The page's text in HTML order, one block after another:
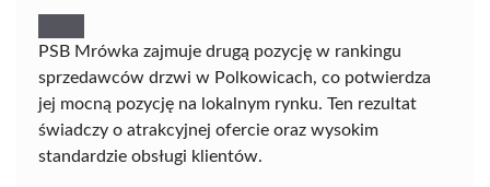
PSB Mrówka zajmuje drugą pozycję w rankingu
sprzedawców drzwi w Polkowicach, co potwierdza
jej mocną pozycję na lokalnym rynku. Ten rezultat
świadczy o atrakcyjnej ofercie oraz wysokim
standardzie obsługi klientów.